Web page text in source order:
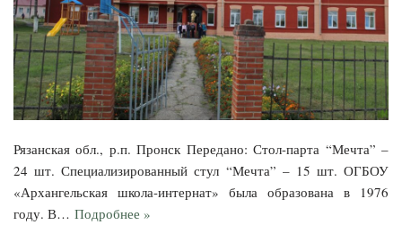
Рязанская обл., р.п. Пронск Передано: Стол-парта “Мечта” –
24 шт. Специализированный стул “Мечта” – 15 шт. ОГБОУ
«Архангельская школа-интернат» была образована в 1976
году. В… Подробнее »